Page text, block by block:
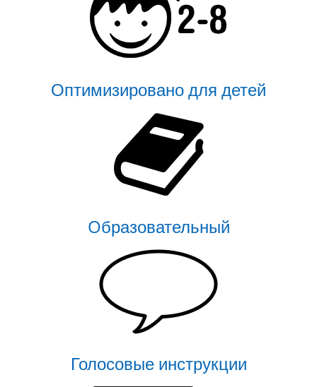
Оптимизировано для детей
Oбразовательный
Голосовые инструкции